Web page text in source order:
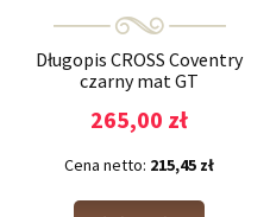
Długopis CROSS Coventry
czarny mat GT
265,00 zł
Cena netto: 215,45 zł